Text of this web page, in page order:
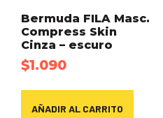
Bermuda FILA Masc.
Compress Skin
Cinza – escuro
$1.090
AÑADIR AL CARRITO